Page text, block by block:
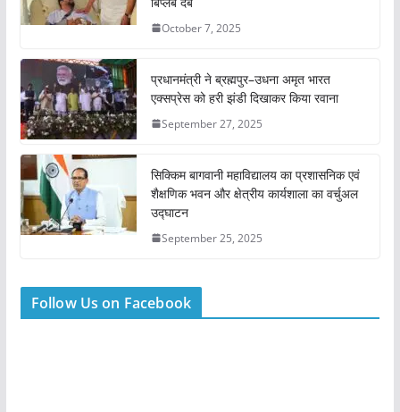
October 7, 2025
प्रधानमंत्री ने ब्रह्मपुर–उधना अमृत भारत
एक्सप्रेस को हरी झंडी दिखाकर किया रवाना
September 27, 2025
सिक्किम बागवानी महाविद्यालय का प्रशासनिक एवं
शैक्षणिक भवन और क्षेत्रीय कार्यशाला का वर्चुअल
उद्घाटन
September 25, 2025
Follow Us on Facebook